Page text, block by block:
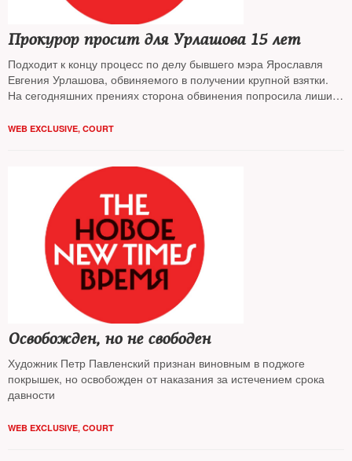
Прокурор просит для Урлашова 15 лет
Подходит к концу процесс по делу бывшего мэра Ярославля
Евгения Урлашова, обвиняемого в получении крупной взятки.
На сегодняшних прениях сторона обвинения попросила лишить
колонии строгого режима и оштрафовать его на 500 миллионов
WEB EXCLUSIVE, COURT
Освобожден, но не свободен
Художник Петр Павленский признан виновным в поджоге
покрышек, но освобожден от наказания за истечением срока
давности
WEB EXCLUSIVE, COURT